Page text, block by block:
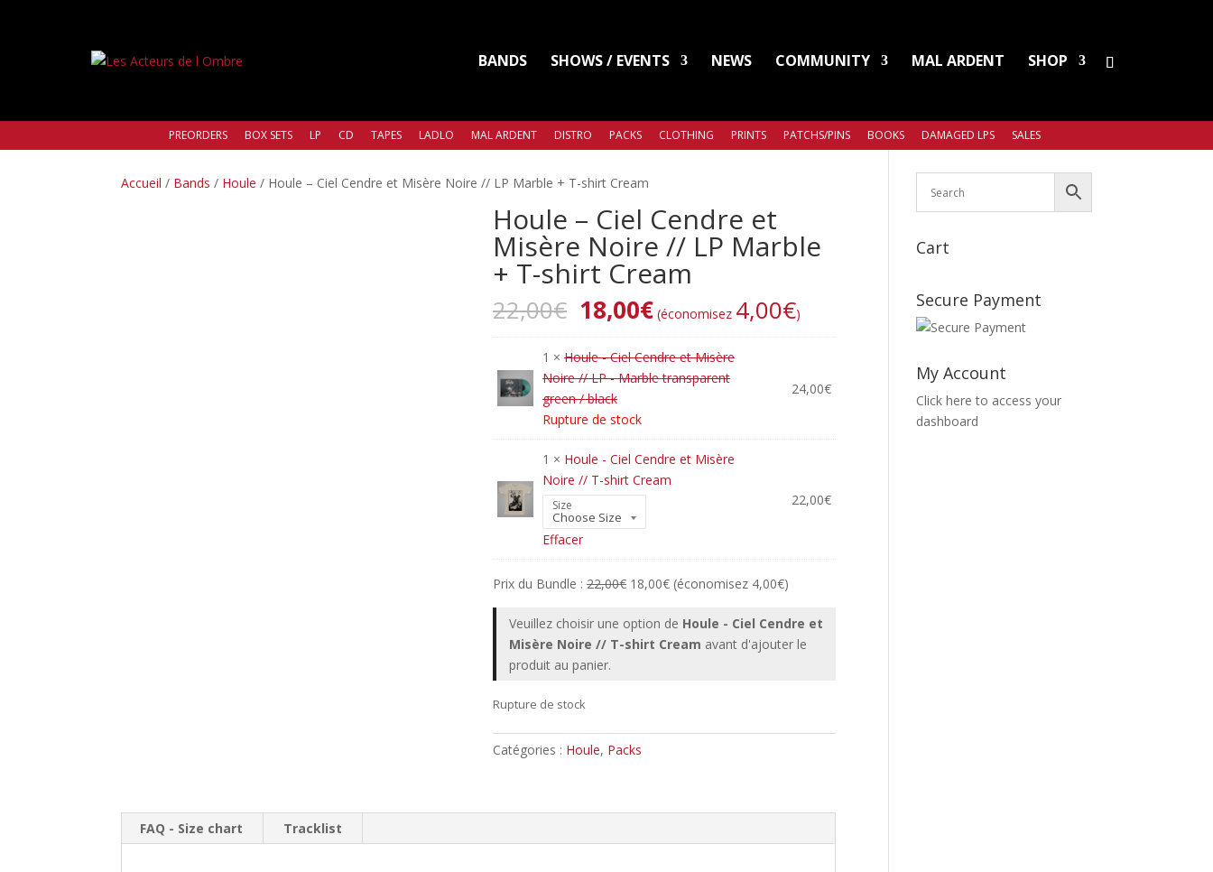
BANDS SHOWS / EVENTS NEWS COMMUNITY MAL ARDENT SHOP
PREORDERS BOX SETS LP CD TAPES LADLO MAL ARDENT DISTRO PACKS CLOTHING PRINTS PATCHS/PINS BOOKS DAMAGED LPS SALES
Accueil / Bands / Houle / Houle – Ciel Cendre et Misère Noire // LP Marble + T-shirt Cream
Houle – Ciel Cendre et
Misère Noire // LP Marble
+ T-shirt Cream
22,00€ 18,00€ (économisez 4,00€)
1 ×Houle - Ciel Cendre et Misère
Noire // LP - Marble transparent
green / black
Rupture de stock
24,00€
1 × Houle - Ciel Cendre et Misère
Noire // T-shirt Cream
Size
Effacer
22,00€
Prix du Bundle : 22,00€ 18,00€ (économisez 4,00€)
Veuillez choisir une option de Houle - Ciel Cendre et
Misère Noire // T-shirt Cream avant d'ajouter le
produit au panier.
Rupture de stock
Catégories : Houle, Packs
FAQ - Size chart Tracklist
Cart
Secure Payment
My Account
Click here to access your
dashboard